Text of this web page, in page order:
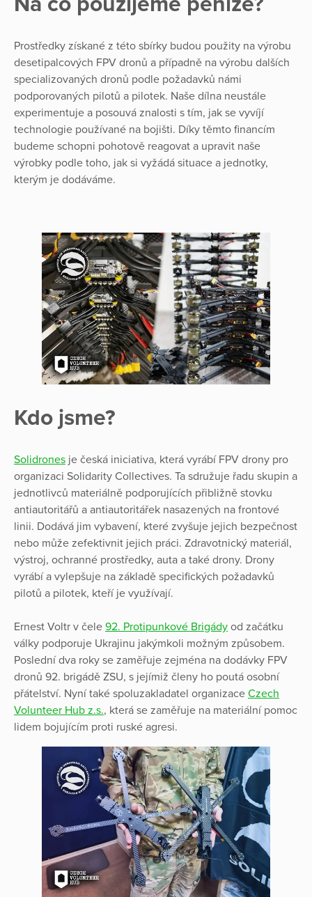
Prostředky získané z této sbírky budou použity na výrobu
desetipalcových FPV dronů a případně na výrobu dalších
specializovaných dronů podle požadavků námi
podporovaných pilotů a pilotek. Naše dílna neustále
experimentuje a posouvá znalosti s tím, jak se vyvíjí
technologie používané na bojišti. Díky těmto financím
budeme schopni pohotově reagovat a upravit naše
výrobky podle toho, jak si vyžádá situace a jednotky,
kterým je dodáváme.
Kdo jsme?
Solidrones je česká iniciativa, která vyrábí FPV drony pro
organizaci Solidarity Collectives. Ta sdružuje řadu skupin a
jednotlivců materiálně podporujících přibližně stovku
antiautoritářů a antiautoritářek nasazených na frontové
linii. Dodává jim vybavení, které zvyšuje jejich bezpečnost
nebo může zefektivnit jejich práci. Zdravotnický materiál,
výstroj, ochranné prostředky, auta a také drony. Drony
vyrábí a vylepšuje na základě specifických požadavků
pilotů a pilotek, kteří je využívají.
Ernest Voltr v čele 92. Protipunkové Brigády od začátku
války podporuje Ukrajinu jakýmkoli možným způsobem.
Poslední dva roky se zaměřuje zejména na dodávky FPV
dronů 92. brigádě ZSU, s jejímiž členy ho poutá osobní
přátelství. Nyní také spoluzakladatel organizace Czech
Volunteer Hub z.s., která se zaměřuje na materiální pomoc
lidem bojujícím proti ruské agresi.